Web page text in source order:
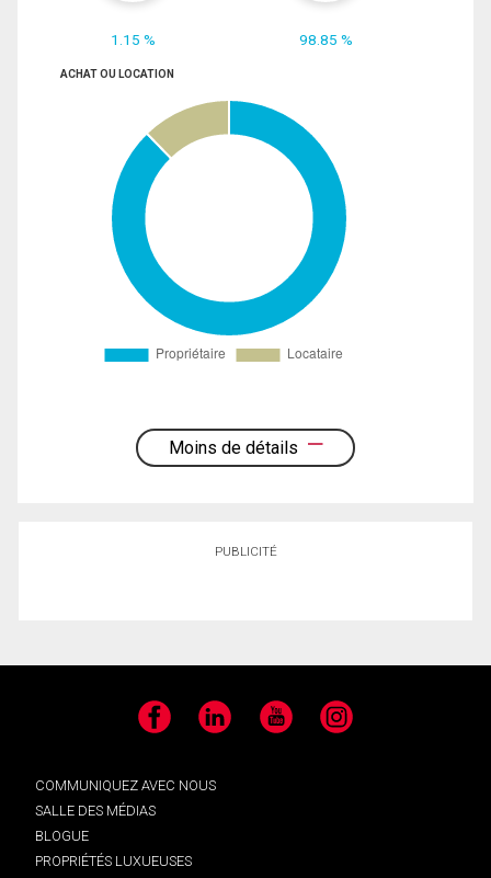
1.15 % 98.85 %
ACHAT OU LOCATION
Moins de détails
PUBLICITÉ
Facebook LinkedIn YouTube Instagram
COMMUNIQUEZ AVEC NOUS
SALLE DES MÉDIAS
BLOGUE
PROPRIÉTÉS LUXUEUSES